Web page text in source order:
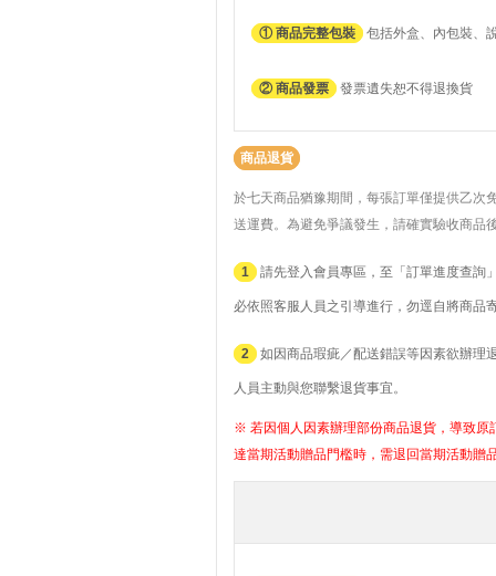
① 商品完整包裝 包括外盒、內包裝、
② 商品發票 發票遺失恕不得退換貨
商品退貨
於七天商品猶豫期間，每張訂單僅提供乙次
送運費。 為避免爭議發生，請確實驗收商品
1 請先登入會員專區，至「訂單進度查詢
必依照客服人員之引導進行，勿逕自將商品
2 如因商品瑕疵／配送錯誤等因素欲辦理
人員主動與您聯繫退貨事宜。
※ 若因個人因素辦理部份商品退貨，導致原
達當期活動贈品門檻時，需退回當期活動贈